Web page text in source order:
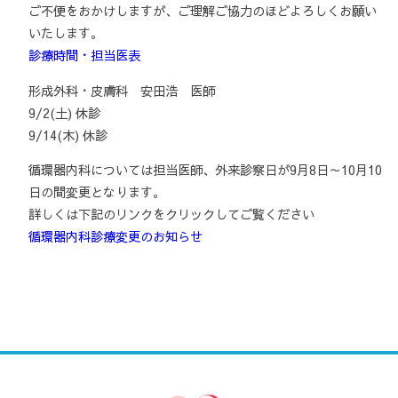
ご不便をおかけしますが、ご理解ご協力のほどよろしくお願い
いたします。
診療時間・担当医表
形成外科・皮膚科 安田浩 医師
9/2(土) 休診
9/14(木) 休診
循環器内科については担当医師、外来診察日が9月8日～10月10
日の間変更となります。
詳しくは下記のリンクをクリックしてご覧ください
循環器内科診療変更のお知らせ